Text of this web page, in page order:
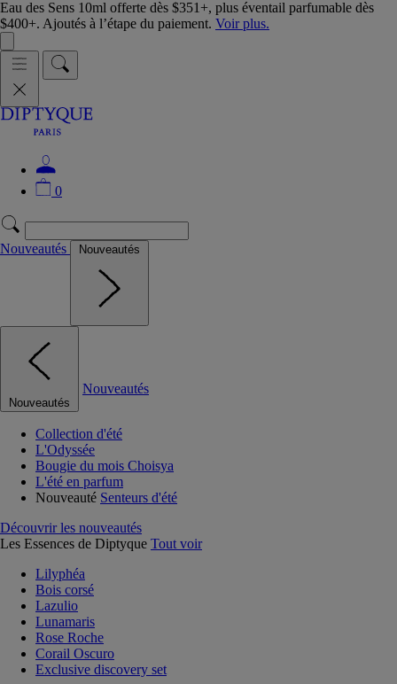
Eau des Sens 10ml offerte dès $351+, plus éventail parfumable dès
$400+. Ajoutés à l’étape du paiement. Voir plus.
0
Nouveautés Nouveautés
Nouveautés
Nouveautés
Collection d'été
L'Odyssée
Bougie du mois Choisya
L'été en parfum
Nouveauté Senteurs d'été
Découvrir les nouveautés
Les Essences de Diptyque Tout voir
Lilyphéa
Bois corsé
Lazulio
Lunamaris
Rose Roche
Corail Oscuro
Exclusive discovery set